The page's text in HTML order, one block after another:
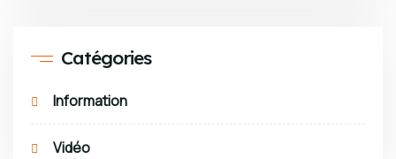
Catégories
Information
Vidéo